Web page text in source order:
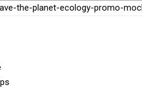
the-planet-ecology-promo-